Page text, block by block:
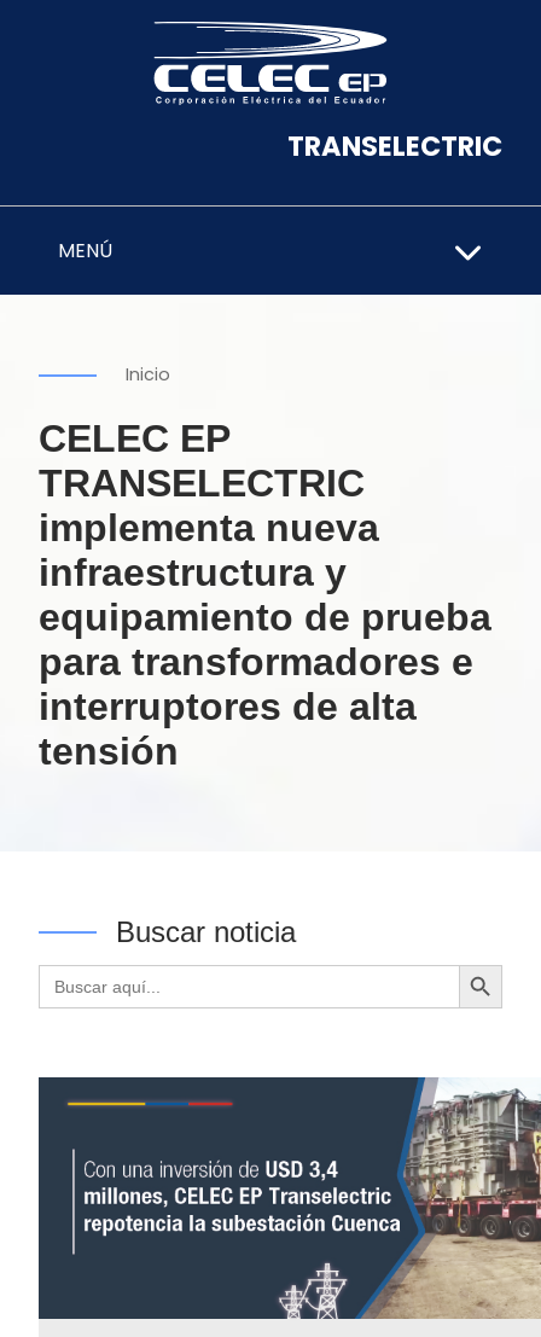
TRANSELECTRIC
MENÚ
Inicio
CELEC EP
TRANSELECTRIC
implementa nueva
infraestructura y
equipamiento de prueba
para transformadores e
interruptores de alta
tensión
Buscar noticia
Buscar: Botón de búsqueda